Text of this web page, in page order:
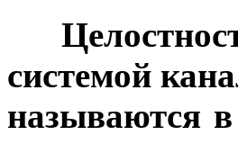
системой
называются